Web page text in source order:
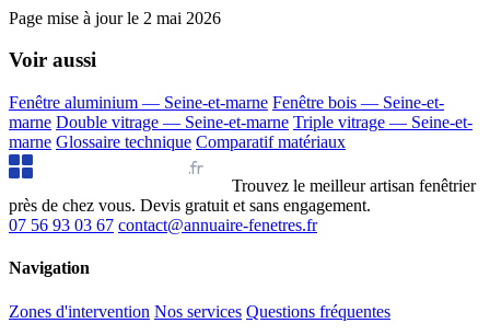
Page mise à jour le 2 mai 2026
Voir aussi
Fenêtre aluminium — Seine-et-marne Fenêtre bois — Seine-et-
marne Double vitrage — Seine-et-marne Triple vitrage — Seine-et-
marne Glossaire technique Comparatif matériaux
Annuaire Fenêtres.fr
Trouvez le meilleur artisan fenêtrier
près de chez vous. Devis gratuit et sans engagement.
07 56 93 03 67 contact@annuaire-fenetres.fr
Navigation
Zones d'intervention Nos services Questions fréquentes